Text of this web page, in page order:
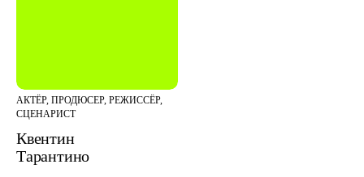
АКТЁР, ПРОДЮСЕР, РЕЖИССЁР,
СЦЕНАРИСТ
Квентин
Тарантино